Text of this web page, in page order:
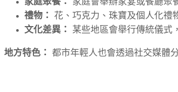
家庭聚餐：
家庭會舉辦家宴或餐廳聚
禮物：
花、巧克力、珠寶及個人化禮
文化差異：
某些地區會舉行傳統儀式
地方特色： 都市年輕人也會透過社交媒體